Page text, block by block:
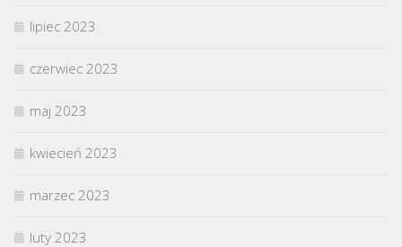
lipiec 2023
czerwiec 2023
maj 2023
kwiecień 2023
marzec 2023
luty 2023